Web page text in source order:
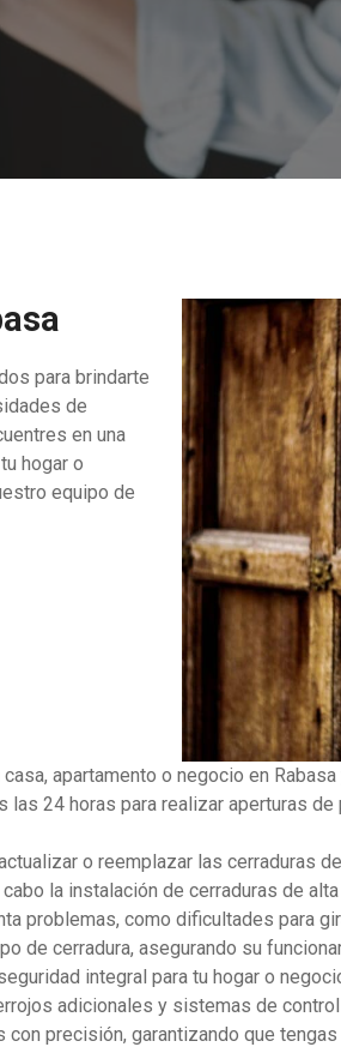
para brindarte
de
en una
hogar o
equipo de
apartamento o negocio en
24 horas para realizar aperturas de
o reemplazar las cerraduras
la instalación de cerraduras de
problemas, como dificultades para
de cerradura, asegurando su
integral para tu hogar o
adicionales y sistemas de
precisión, garantizando que